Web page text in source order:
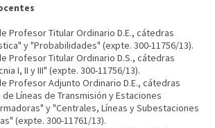
Profesor Titular Ordinario D.E., cátedras
y "Probabilidades" (expte. 300-11756/13).
Profesor Titular Ordinario D.S., cátedras
I, II y III" (expte. 300-11756/13).
Profesor Adjunto Ordinario D.E., cátedras
de Líneas de Transmisión y Estaciones
y "Centrales, Líneas y Subestaciones
(expte. 300-11761/13).